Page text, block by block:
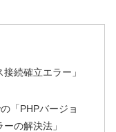
続確立エラー」
「PHPバージョ
の解決法」